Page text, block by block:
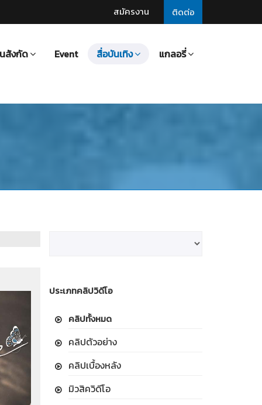
ติดต่อ
สมัครงาน
สังกัด Event สื่อบันเทิง แกลอรี่
ประเภทคลิปวิดีโอ
คลิปทั้งหมด
คลิปตัวอย่าง
คลิปเบื้องหลัง
มิวสิควิดีโอ